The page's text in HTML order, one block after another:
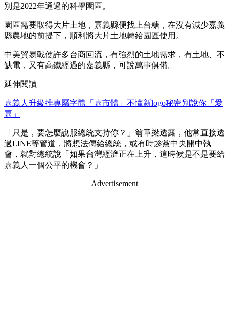
別是2022年通過的科學園區。
園區需要取得大片土地，嘉義縣便找上台糖，在沒有減少嘉義
縣農地的前提下，順利將大片土地轉給園區使用。
中美貿易戰使許多台商回流，有強烈的土地需求，有土地、不
缺電，又有高鐵經過的嘉義縣，可說萬事俱備。
延伸閱讀
嘉義人升級推專屬字體「嘉市體」不懂新logo秘密別說你「愛
嘉」
「只是，要怎麼說服總統支持你？」翁章梁透露，他常直接透
過LINE等管道，將想法傳給總統，或有時趁黨中央開中執
會，就對總統說「如果台灣經濟正在上升，這時候是不是要給
嘉義人一個公平的機會？」
Advertisement